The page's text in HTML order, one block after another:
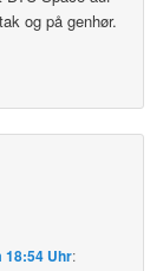
og på genhør.
18:54 Uhr: